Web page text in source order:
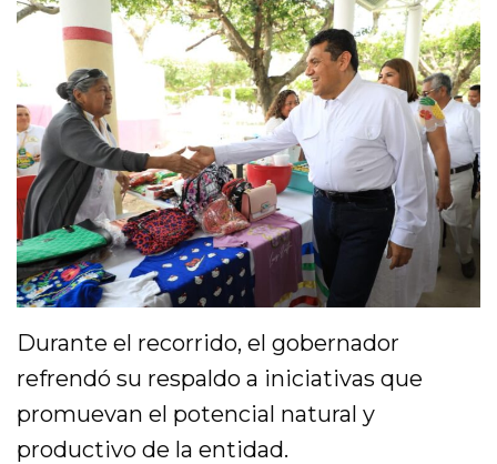
Durante el recorrido, el gobernador
refrendó su respaldo a iniciativas que
promuevan el potencial natural y
productivo de la entidad.